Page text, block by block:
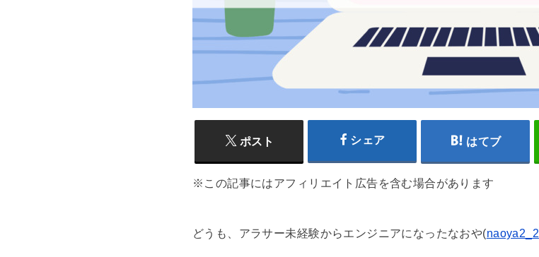
ポスト シェア はてブ
※この記事にはアフィリエイト広告を含む場合があります
どうも、アラサー未経験からエンジニアになったなおや(naoya2_2